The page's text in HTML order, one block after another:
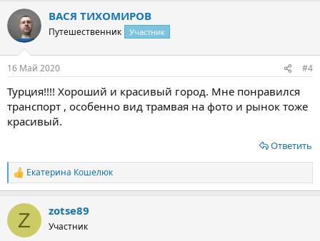
к
и
ВАСЯ ТИХОМИРОВ
Путешественник Участник
16 Май 2020 #4
Турция!!!! Хороший и красивый город. Мне понравился
транспорт , особенно вид трамвая на фото и рынок тоже
красивый.
Ответить
Р
е
к
и
Екатерина Кошелюк
Z zotse89
Участник